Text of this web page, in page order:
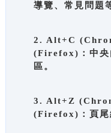
導覽、常見問題
2. Alt+C
(Firefox)：中央
區。
3. Alt+Z
(Firefox)：頁尾